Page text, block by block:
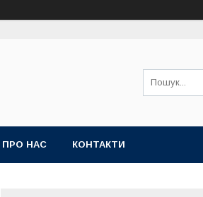
ПРО НАС КОНТАКТИ